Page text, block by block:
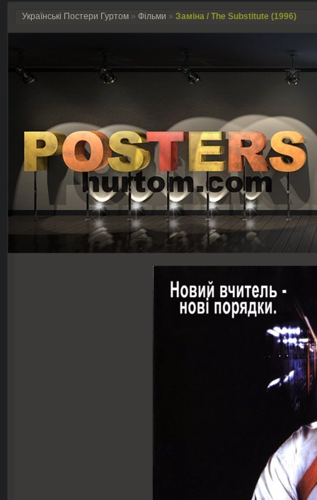
Українські Постери Гуртом » Фільми » Заміна / The Substitute (1996)